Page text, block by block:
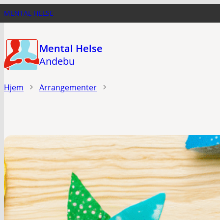
Hopp
til
hovedinnhold
MENTAL HELSE
Mental Helse
Andebu
Hjem Arrangementer